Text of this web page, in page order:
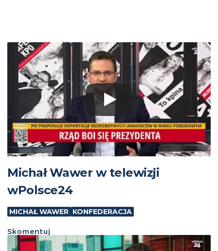
Michał Wawer w telewizji
wPolsce24
MICHAŁ WAWER KONFEDERACJA
Skomentuj